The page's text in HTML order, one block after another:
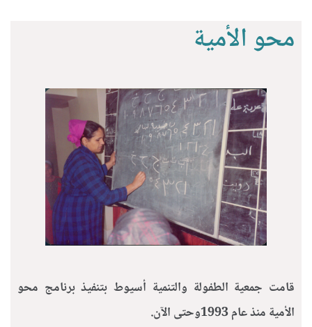
محو الأمية
قامت جمعية الطفولة والتنمية أسيوط بتنفيذ برنامج محو
الأمية منذ عام 1993وحتى الآن.